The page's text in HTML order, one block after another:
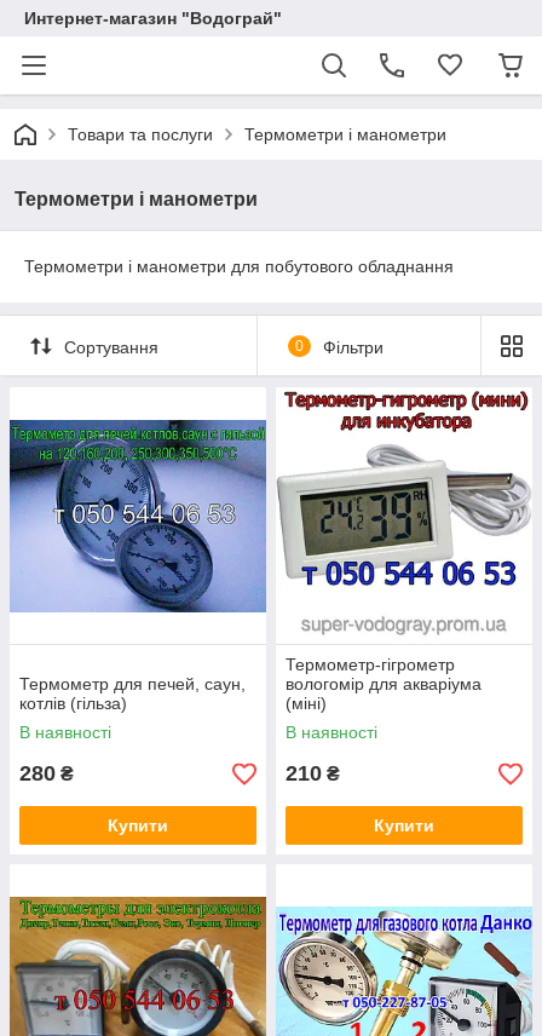
Интернет-магазин "Водограй"
Товари та послуги Термометри і манометри
Термометри і манометри
Термометри і манометри для побутового обладнання
Сортування 0 Фільтри
Термометр для печей, саун,
котлів (гільза)
В наявності
280 ₴
Купити
Термометр-гігрометр
вологомір для акваріума
(міні)
В наявності
210 ₴
Купити